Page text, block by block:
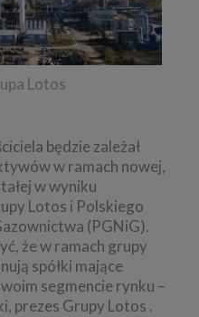
Lotos
będzie zależał
w ramach nowej,
w wyniku
Lotos i Polskiego
(PGNiG).
że w ramach grupy
spółki mające
segmencie rynku –
prezes Grupy Lotos .